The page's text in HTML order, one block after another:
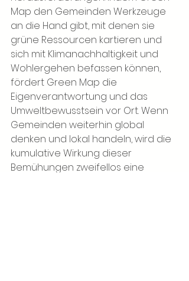
Map den Gemeinden Werkzeuge
an die Hand gibt, mit denen sie
grüne Ressourcen kartieren und
sich mit Klimanachhaltigkeit und
Wohlergehen befassen können,
fördert Green Map die
Eigenverantwortung und das
Umweltbewusstsein vor Ort. Wenn
Gemeinden weiterhin global
denken und lokal handeln, wird die
kumulative Wirkung dieser
Bemühungen zweifellos eine